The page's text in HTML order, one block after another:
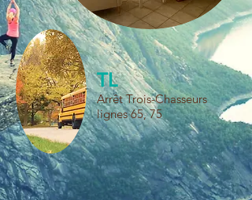
TL
Arrêt Trois-Chasseurs
lignes 65, 75